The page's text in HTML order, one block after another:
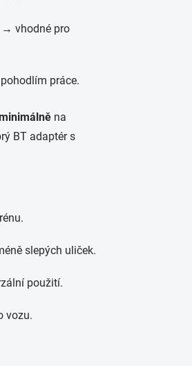
→ vhodné pro
práce.
na
BT adaptér s
slepých uliček.
použití.
vozu.